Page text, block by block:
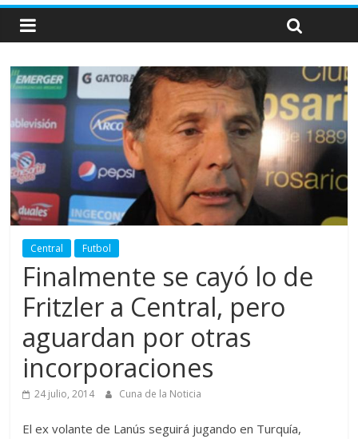
Central Futbol
Finalmente se cayó lo de
Fritzler a Central, pero
aguardan por otras
incorporaciones
24 julio, 2014 Cuna de la Noticia
El ex volante de Lanús seguirá jugando en Turquía,